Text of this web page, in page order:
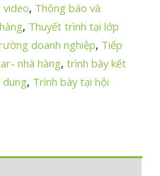
video, Thông báo và
, Thuyết trình tại lớp
doanh nghiệp, Tiếp
nhà hàng,trình bày kết
dung, Trình bày tại hội